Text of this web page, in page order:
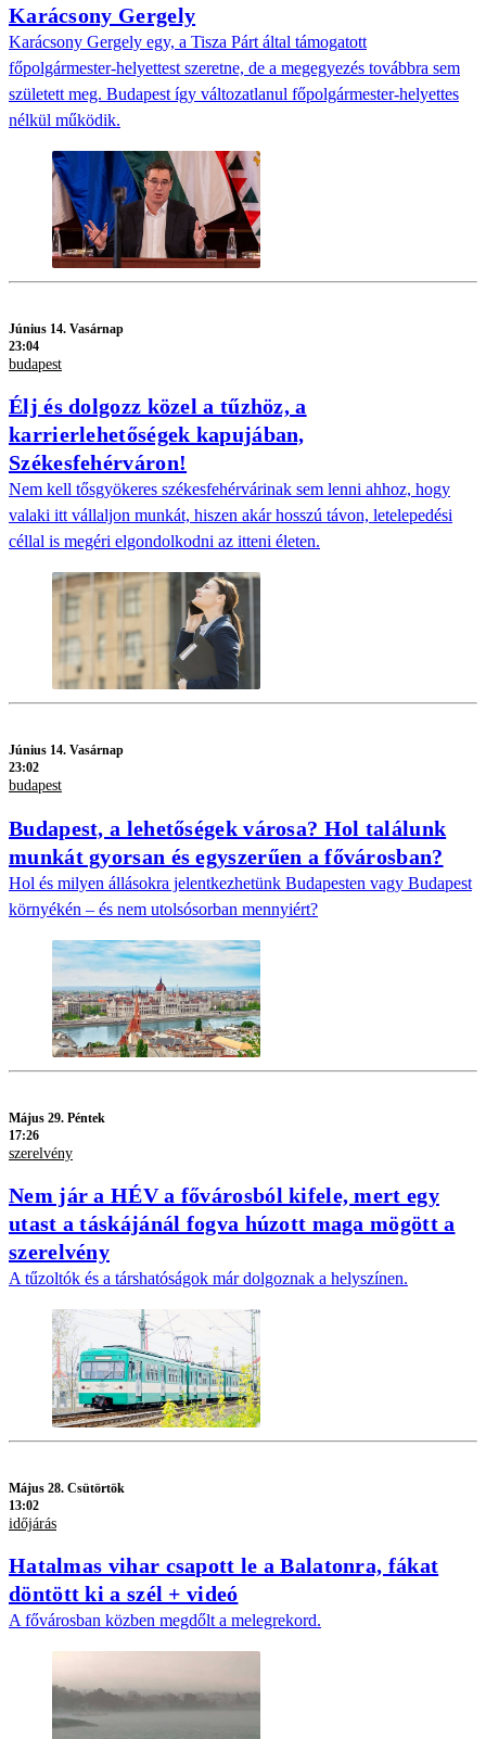
Karácsony Gergely
Karácsony Gergely egy, a Tisza Párt által támogatott
főpolgármester-helyettest szeretne, de a megegyezés továbbra sem
született meg. Budapest így változatlanul főpolgármester-helyettes
nélkül működik.
Június 14. Vasárnap
23:04
budapest
Élj és dolgozz közel a tűzhöz, a
karrierlehetőségek kapujában,
Székesfehérváron!
Nem kell tősgyökeres székesfehérvárinak sem lenni ahhoz, hogy
valaki itt vállaljon munkát, hiszen akár hosszú távon, letelepedési
céllal is megéri elgondolkodni az itteni életen.
Június 14. Vasárnap
23:02
budapest
Budapest, a lehetőségek városa? Hol találunk
munkát gyorsan és egyszerűen a fővárosban?
Hol és milyen állásokra jelentkezhetünk Budapesten vagy Budapest
környékén – és nem utolsósorban mennyiért?
Május 29. Péntek
17:26
szerelvény
Nem jár a HÉV a fővárosból kifele, mert egy
utast a táskájánál fogva húzott maga mögött a
szerelvény
A tűzoltók és a társhatóságok már dolgoznak a helyszínen.
Május 28. Csütörtök
13:02
időjárás
Hatalmas vihar csapott le a Balatonra, fákat
döntött ki a szél + videó
A fővárosban közben megdőlt a melegrekord.